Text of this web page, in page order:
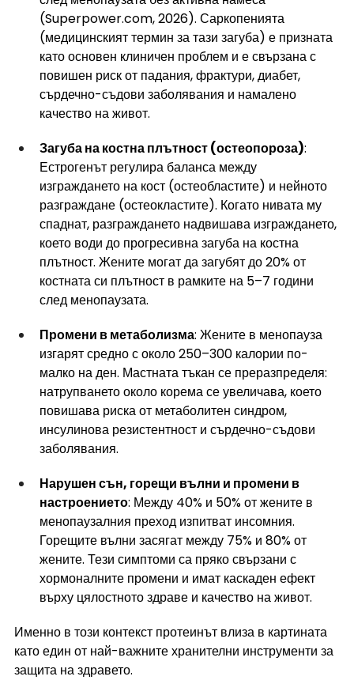
(Superpower.com, 2026). Саркопенията
(медицинският термин за тази загуба) е призната
като основен клиничен проблем и е свързана с
повишен риск от падания, фрактури, диабет,
сърдечно-съдови заболявания и намалено
качество на живот.
Загуба на костна плътност (остеопороза):
Естрогенът регулира баланса между
изграждането на кост (остеобластите) и нейното
разграждане (остеокластите). Когато нивата му
спаднат, разграждането надвишава изграждането,
което води до прогресивна загуба на костна
плътност. Жените могат да загубят до 20% от
костната си плътност в рамките на 5–7 години
след менопаузата.
Промени в метаболизма: Жените в менопауза
изгарят средно с около 250–300 калории по-
малко на ден. Мастната тъкан се преразпределя:
натрупването около корема се увеличава, което
повишава риска от метаболитен синдром,
инсулинова резистентност и сърдечно-съдови
заболявания.
Нарушен сън, горещи вълни и промени в
настроението: Между 40% и 50% от жените в
менопаузалния преход изпитват инсомния.
Горещите вълни засягат между 75% и 80% от
жените. Тези симптоми са пряко свързани с
хормоналните промени и имат каскаден ефект
върху цялостното здраве и качество на живот.
Именно в този контекст протеинът влиза в картината
като един от най-важните хранителни инструменти за
защита на здравето.